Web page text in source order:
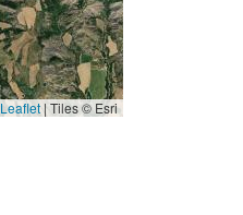
Leaflet |Tiles © Esri